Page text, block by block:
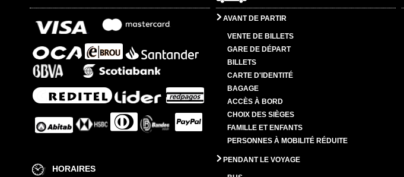
HORAIRES
AVANT DE PARTIR
VENTE DE BILLETS
GARE DE DÉPART
BILLETS
CARTE D'IDENTITÉ
BAGAGE
ACCÈS À BORD
CHOIX DES SIÈGES
FAMILLE ET ENFANTS
PERSONNES À MOBILITÉ RÉDUITE
PENDANT LE VOYAGE